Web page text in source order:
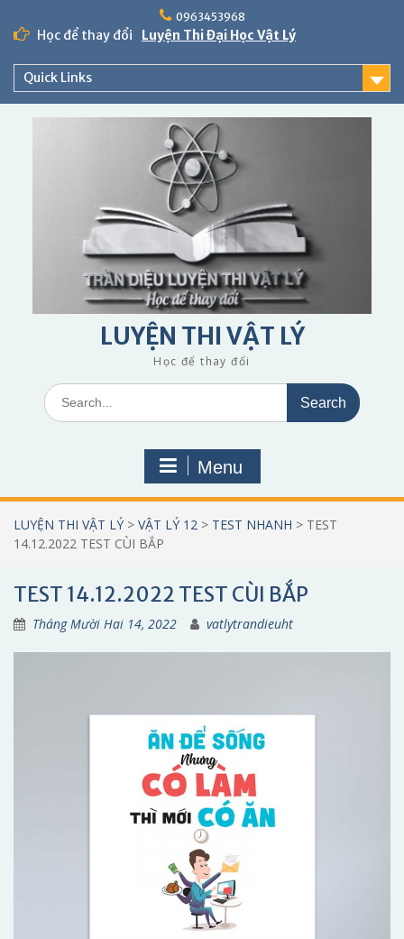
content
0963453968
Học để thay đổi Luyện Thi Đại Học Vật Lý
Quick Links
LUYỆN THI VẬT LÝ
Học để thay đổi
Search
for:
Menu
LUYỆN THI VẬT LÝ > VẬT LÝ 12 > TEST NHANH > TEST
14.12.2022 TEST CÙI BẮP
TEST 14.12.2022 TEST CÙI BẮP
Tháng Mười Hai 14, 2022 vatlytrandieuht